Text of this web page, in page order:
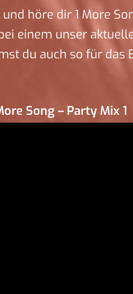
und höre dir 1 More
einem unser
du auch so für das
Song – Party Mix 1